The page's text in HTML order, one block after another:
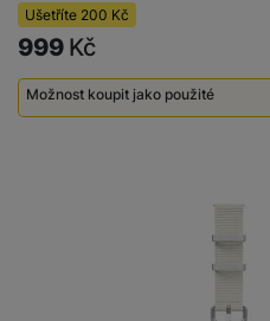
Ušetříte 200 Kč
999 Kč
Možnost koupit jako použité